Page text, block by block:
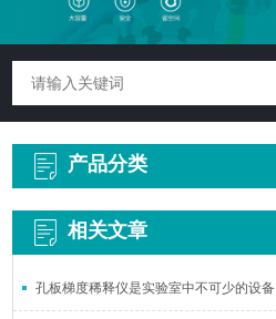
产品分类
相关文章
孔板梯度稀释仪是实验室中不可少的设备